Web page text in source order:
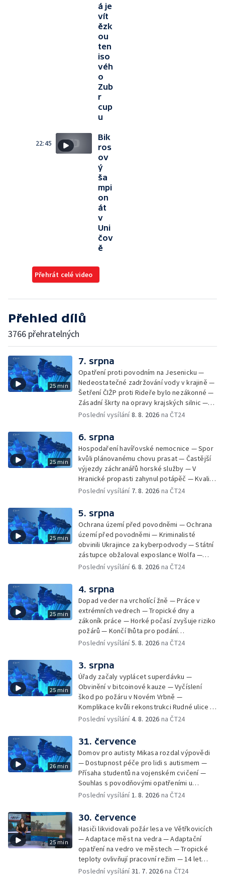
á je
vít
ězk
ou
ten
iso
véh
o
Zub
r
cup
u
22:45
Bik
ros
ov
ý
ša
mpi
on
át
v
Uni
čov
ě
Přehrát celé video
Přehled dílů
3766 přehratelných
25 min
7. srpna
Opatření proti povodním na Jesenicku —
Nedeostatečné zadržování vody v krajině —
Šetření ČIŽP proti Rideře bylo nezákonné —
Zásadní škrty na opravy krajských silnic —
Zásadní škrty na opravy krajských silnic —
covidem — Úhyny ryb kvůli vysokým
teplotám — Problémy se zásobování vodou
v MS kraji nehrozí — testováním na
západonilskou horečku — Den židovských
památek
Poslední vysílání8. 8. 2026 na ČT24
25 min
6. srpna
Hospodaření havířovské nemocnice — Spor
kvůli plánovanému chovu prasat — Častější
výjezdy záchranářů horské služby — V
Hranické propasti zahynul potápěč — Kvalita
vody ke koupání — Zavlažování zeleniny v
Kempování v horkém počasí — Výběr ze
sociálních sítí Události Ostrava — Zkoumání
horka na zastávkách MHD — Promítání filmu
Odyssea z 35 mm pásu
Poslední vysílání 7. 8. 2026 na ČT24
25 min
5. srpna
Ochrana území před povodněmi — Ochrana
území před povodněmi — Kriminalisté
obvinili Ukrajince za kyberpodvody — Státní
zástupce obžaloval exposlance Wolfa —
Péče o hospodářská zvířata ve vedrech —
depozitu Vlastivědného muzea Olomouc —
Zakládání nových dětských skupin — Výběr
ze sociálních sítí Události Ostrava — Tresty
pro fotbalisty za korupci — Po stopách
Gebharda Blüchera
Poslední vysílání6. 8. 2026 na ČT24
25 min
4. srpna
Dopad veder na vrcholící žně — Práce v
extrémních vedrech — Tropické dny a
zákoník práce — Horké počasí zvyšuje riziko
požárů — Končí lhůta pro podání
kandidátních listin — Končí lhůta pro podání
rozsudek v lihové kauze — Výročí
zavraždění Václava III. v Olomouci — Těžba
unikátní rašeliny pro lázně v Karlově
Studánce — Výběr ze sociálních sítí ČT —
Nový program pro léčbu obezity —
Olomoucké (nejen) shakespearovské léto
Poslední vysílání5. 8. 2026 na ČT24
25 min
3. srpna
Úřady začaly vyplácet superdávku —
Obvinění v bitcoinové kauze — Vyčíslení
škod po požáru v Novém Vrbně —
Komplikace kvůli rekonstrukci Rudné ulice —
Nárůst zájmu o klimatizace — Výluka vlaků
Protipovodňová opatření v Troubkách —
Zájem o bydlení na vysokoškolskýc kolejích
— Vrcholí sklizeň levandulí
Poslední vysílání4. 8. 2026 na ČT24
26 min
31. července
Domov pro autisty Mikasa rozdal výpovědi
— Dostupnost péče pro lidi s autismem —
Přísaha studentů na vojenském cvičení —
Souhlas s povodňovými opatřeními u
Troubek — Opravy Rudné omezí dopravu —
počasí na následující dny — Vedra táhnou na
chladnější místa — Hasiči lokalizovali požár
lesa na Opavsku — Požáry zemědělské
techniky na Olomoucku — Dva roky od
požáru škol v Českém Těšíně — Výstava
Sladké vzpomínky Opavska
Poslední vysílání1. 8. 2026 na ČT24
25 min
30. července
Hasiči likvidovali požár lesa ve Větřkovicích
— Adaptace měst na vedra — Adaptační
opatření na vedro ve městech — Tropické
teploty ovlivňují pracovní režim — 14 let
vězení za vraždu ženy ve Staříči/ —
Poslední vysílání31. 7. 2026na ČT24